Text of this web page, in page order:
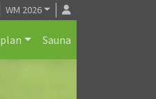
WM 2026
Sauna